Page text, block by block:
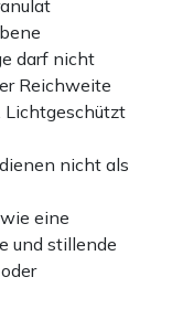
darf nicht
Reichweite
Lichtgeschützt
nicht als
eine
und stillende